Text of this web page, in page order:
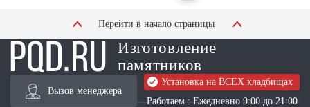
Перейти в начало страницы
Изготовление
памятников
Вызов менеджера
Установка на ВСЕХ кладбищах
Работаем : Ежедневно 9:00 до 21:00